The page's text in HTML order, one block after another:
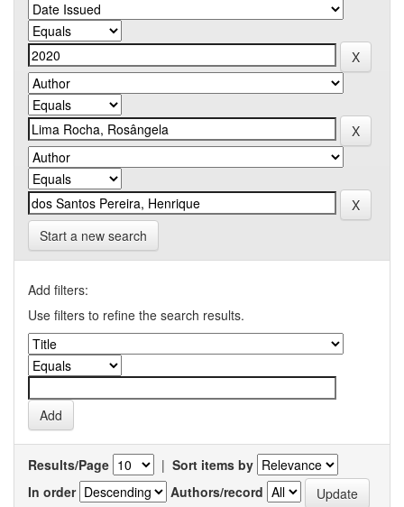
Start a new search
Add filters:
Use filters to refine the search results.
Results/Page | Sort items by
In order
Authors/record